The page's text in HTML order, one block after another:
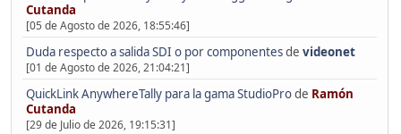
Cutanda
[05 de Agosto de 2026, 18:55:46]
Duda respecto a salida SDI o por componentesde videonet
[01 de Agosto de 2026, 21:04:21]
QuickLink AnywhereTally para la gama StudioProde Ramón
Cutanda
[29 de Julio de 2026, 19:15:31]